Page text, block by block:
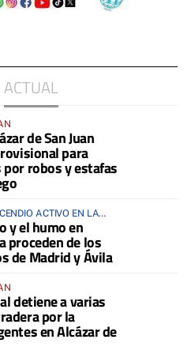
ACTUAL
de San Juan
para
robos y estafas
ACTIVO EN LA
y el humo en
proceden de los
de Madrid y Ávila
detiene a varias
por la
en Alcázar de